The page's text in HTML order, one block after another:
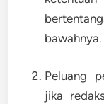
bawahnya.
Peluang
jika